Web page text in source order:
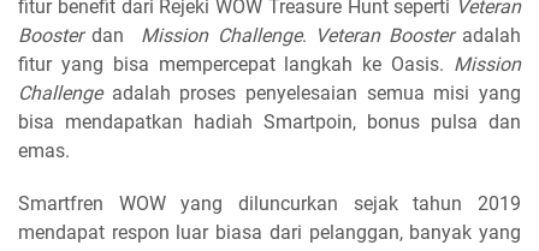
fitur benefit dari Rejeki WOW Treasure Hunt seperti Veteran
Boosterdan Mission Challenge. Veteran Boosteradalah
fitur yang bisa mempercepat langkah ke Oasis. Mission
Challengeadalah proses penyelesaian semua misi yang
bisa mendapatkan hadiah Smartpoin, bonus pulsa dan
emas.
Smartfren WOW yang diluncurkan sejak tahun 2019
mendapat respon luar biasa dari pelanggan, banyak yang